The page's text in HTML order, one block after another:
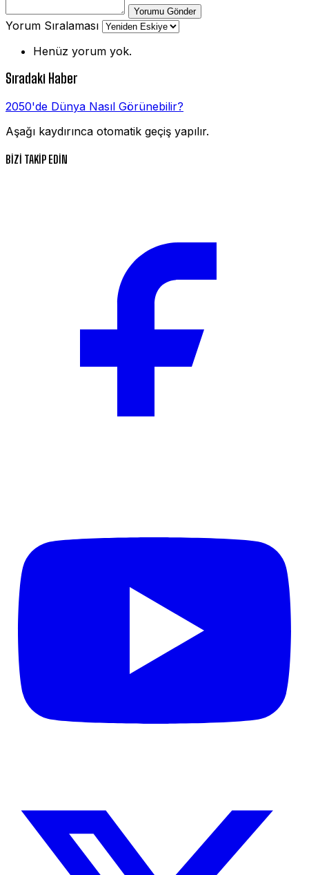
Yorumu Gönder
Yorum Sıralaması
Henüz yorum yok.
Sıradaki Haber
2050'de Dünya Nasıl Görünebilir?
Aşağı kaydırınca otomatik geçiş yapılır.
BİZİ TAKİP EDİN